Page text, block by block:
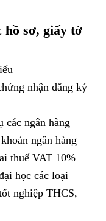
hồ sơ, giấy tờ
nhận đăng ký
các ngân hàng
ngân hàng
thuế VAT 10%
học các loại
nghiệp THCS,